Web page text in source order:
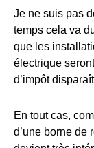
Je ne suis pas
temps cela va
que les
électrique
d’impôt
En tout cas,
d’une borne de